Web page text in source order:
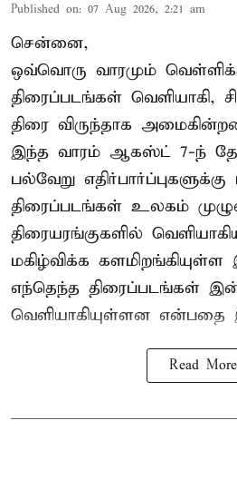
Published on: 07 Aug 2026, 2:21 am
சென்னை,
ஒவ்வொரு வாரமும்
திரைப்படங்கள் வெளியாகி,
திரை விருந்தாக
இந்த வாரம் ஆகஸ்ட் 7-ந்
பல்வேறு
திரைப்படங்கள் உலகம்
திரையரங்குகளில்
மகிழ்விக்க
எந்தெந்த திரைப்படங்கள்
வெளியாகியுள்ளன என்பதை
Read More